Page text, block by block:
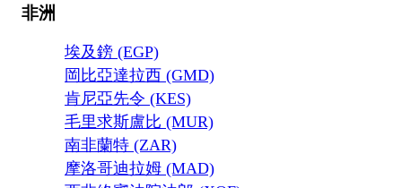
非洲
埃及鎊 (EGP)
岡比亞達拉西 (GMD)
肯尼亞先令 (KES)
毛里求斯盧比 (MUR)
南非蘭特 (ZAR)
摩洛哥迪拉姆 (MAD)